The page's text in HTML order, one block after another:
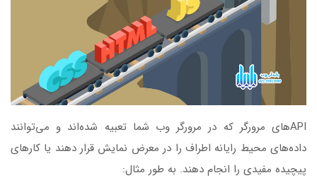
APIهای مرورگر که در مرورگر وب شما تعبیه شده‌اند و می‌توانند
داده‌های محیط رایانه اطراف را در معرض نمایش قرار دهند یا کارهای
پیچیده مفیدی را انجام دهند. به طور مثال: